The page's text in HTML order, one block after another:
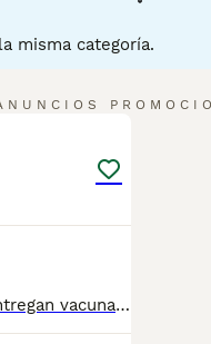
Terrier
misma categoría.
Cachorros York de colores exóticos miniatura. Se entregan vacunados chip pasaporte contrato de garantía sanitaria y la inscripción del pedigre Para visitarnos solo atiendo por teléfono o WhatsApp 612266493